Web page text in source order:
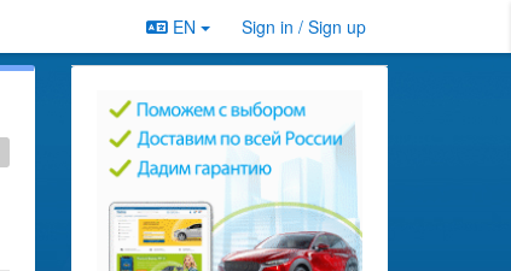
EN Sign in / Sign up